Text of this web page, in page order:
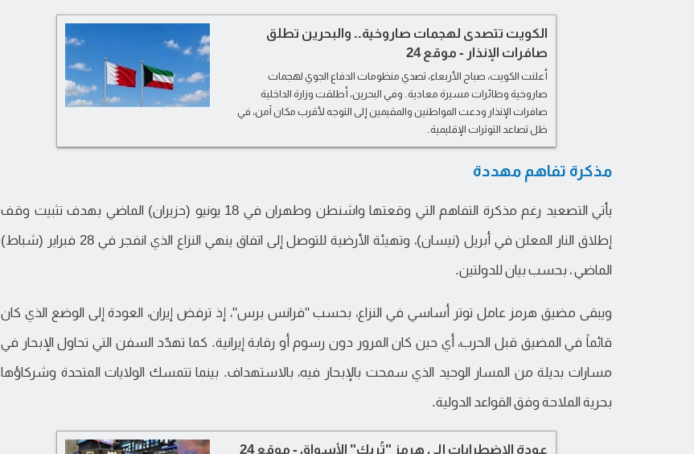
الكويت تتصدى لهجمات صاروخية.. والبحرين تطلق
صافرات الإنذار - موقع 24
أعلنت الكويت، صباح الأربعاء، تصدي منظومات الدفاع الجوي لهجمات
صاروخية وطائرات مسيرة معادية. وفي البحرين، أطلقت وزارة الداخلية
صافرات الإنذار ودعت المواطنين والمقيمين إلى التوجه لأقرب مكان آمن، في
ظل تصاعد التوترات الإقليمية.
مذكرة تفاهم مهددة
يأتي التصعيد رغم مذكرة التفاهم التي وقعتها واشنطن وطهران في 18 يونيو (حزيران) الماضي بهدف تثبيت وقف
إطلاق النار المعلن في أبريل (نيسان)، وتهيئة الأرضية للتوصل إلى اتفاق ينهي النزاع الذي انفجر في 28 فبراير (شباط)
الماضي ، بحسب بيان للدولتين.
ويبقى مضيق هرمز عامل توتر أساسي في النزاع، بحسب "فرانس برس"، إذ ترفض إيران، العودة إلى الوضع الذي كان
قائماً في المضيق قبل الحرب، أي حين كان المرور دون رسوم أو رقابة إيرانية. كما تهدّد السفن التي تحاول الإبحار في
مسارات بديلة من المسار الوحيد الذي سمحت بالإبحار فيه، بالاستهداف. بينما تتمسك الولايات المتحدة وشركاؤها
بحرية الملاحة وفق القواعد الدولية.
عودة الاضطرابات إلى هرمز "تُربك" الأسواق - موقع 24